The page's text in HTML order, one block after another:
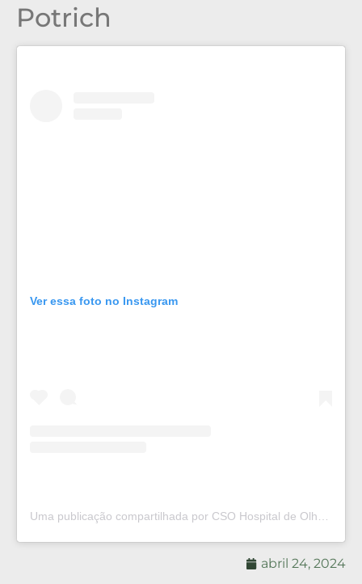
Potrich
Ver essa foto no Instagram
Uma publicação compartilhada por CSO Hospital de Olhos®️ (@csohospitaldeolhos)
abril 24, 2024